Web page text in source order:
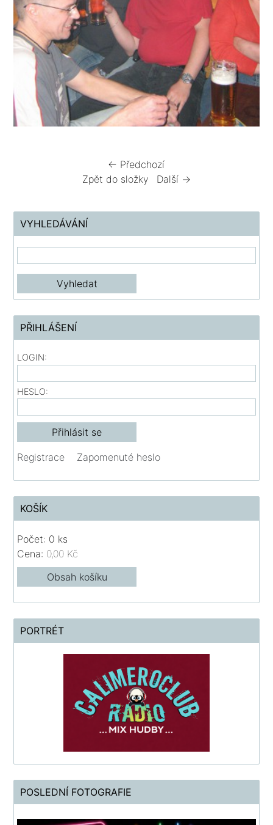
← Předchozí
Zpět do složky
Další →
VYHLEDÁVÁNÍ
PŘIHLÁŠENÍ
LOGIN:
HESLO:
Registrace Zapomenuté heslo
KOŠÍK
Počet: 0 ks
Cena: 0,00 Kč
Obsah košíku
PORTRÉT
POSLEDNÍ FOTOGRAFIE